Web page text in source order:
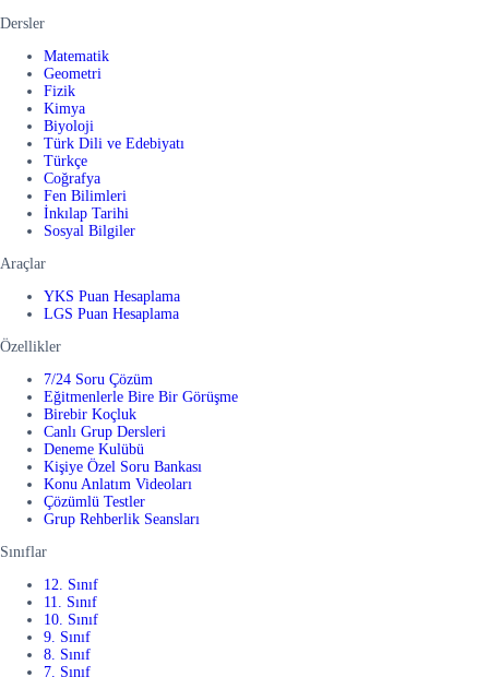
Dersler
Matematik
Geometri
Fizik
Kimya
Biyoloji
Türk Dili ve Edebiyatı
Türkçe
Coğrafya
Fen Bilimleri
İnkılap Tarihi
Sosyal Bilgiler
Araçlar
YKS Puan Hesaplama
LGS Puan Hesaplama
Özellikler
7/24 Soru Çözüm
Eğitmenlerle Bire Bir Görüşme
Birebir Koçluk
Canlı Grup Dersleri
Deneme Kulübü
Kişiye Özel Soru Bankası
Konu Anlatım Videoları
Çözümlü Testler
Grup Rehberlik Seansları
Sınıflar
12. Sınıf
11. Sınıf
10. Sınıf
9. Sınıf
8. Sınıf
7. Sınıf